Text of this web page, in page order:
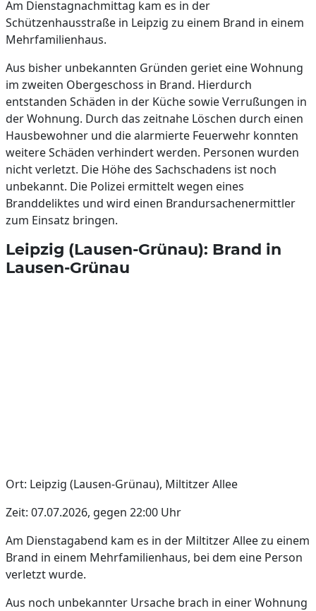
Am Dienstagnachmittag kam es in der
Schützenhausstraße in Leipzig zu einem Brand in einem
Mehrfamilienhaus.
Aus bisher unbekannten Gründen geriet eine Wohnung
im zweiten Obergeschoss in Brand. Hierdurch
entstanden Schäden in der Küche sowie Verrußungen in
der Wohnung. Durch das zeitnahe Löschen durch einen
Hausbewohner und die alarmierte Feuerwehr konnten
weitere Schäden verhindert werden. Personen wurden
nicht verletzt. Die Höhe des Sachschadens ist noch
unbekannt. Die Polizei ermittelt wegen eines
Branddeliktes und wird einen Brandursachenermittler
zum Einsatz bringen.
Leipzig (Lausen-Grünau): Brand in
Lausen-Grünau
Ort: Leipzig (Lausen-Grünau), Miltitzer Allee
Zeit: 07.07.2026, gegen 22:00 Uhr
Am Dienstagabend kam es in der Miltitzer Allee zu einem
Brand in einem Mehrfamilienhaus, bei dem eine Person
verletzt wurde.
Aus noch unbekannter Ursache brach in einer Wohnung